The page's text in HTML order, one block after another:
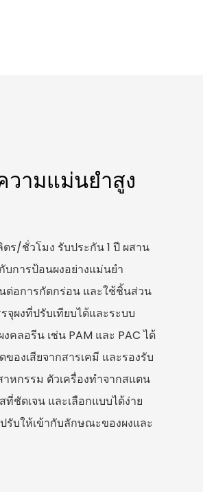
วามแม่นยำสูง
ร/ชั่วโมง รับประกัน 1 ปี ผสาน
การป้อนผงอย่างแม่นยำ
ต่อการกัดกร่อน และใช้ชิ้นส่วน
ผงที่ปรับเทียบได้และระบบ
คลอรีน เช่น PAM และ PAC ได้
องเสียจากสารเคมี และรองรับ
หกรรม ตัวเครื่องทำจากสแตน
ชัดเจน และเลือกแบบได้ง่าย
รับให้เข้ากับลักษณะของผงและ